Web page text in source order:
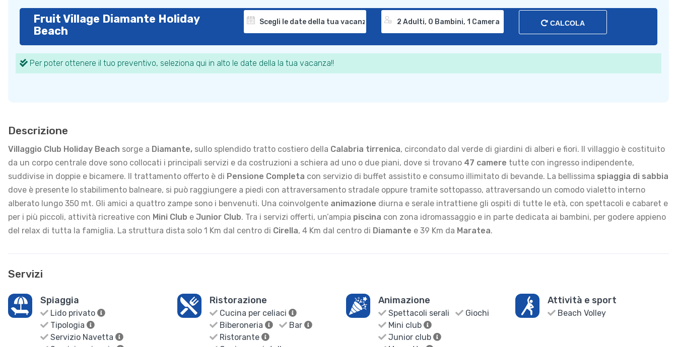
Fruit Village Diamante Holiday
Beach
CALCOLA
Per poter ottenere il tuo preventivo, seleziona qui in alto le date della la tua vacanza!!
Descrizione
Villaggio Club Holiday Beach sorge a Diamante, sullo splendido tratto costiero della Calabria tirrenica, circondato dal verde di giardini di alberi e fiori. Il villaggio è costituito
da un corpo centrale dove sono collocati i principali servizi e da costruzioni a schiera ad uno o due piani, dove si trovano 47 camere tutte con ingresso indipendente,
suddivise in doppie e bicamere. Il trattamento offerto è di Pensione Completa con servizio di buffet assistito e consumo illimitato di bevande. La bellissima spiaggia di sabbia
dove è presente lo stabilimento balneare, si può raggiungere a piedi con attraversamento stradale oppure tramite sottopasso, attraversando un comodo vialetto interno
alberato lungo 350 mt. Gli amici a quattro zampe sono i benvenuti. Una coinvolgente animazione diurna e serale intrattiene gli ospiti di tutte le età, con spettacoli e cabaret e
per i più piccoli, attività ricreative con Mini Club e Junior Club. Tra i servizi offerti, un’ampia piscina con zona idromassaggio e in parte dedicata ai bambini, per godere appieno
del relax di tutta la famiglia. La struttura dista solo 1 Km dal centro di Cirella, 4 Km dal centro di Diamante e 39 Km da Maratea.
Servizi
Spiaggia
Lido privato
Tipologia
Servizio Navetta
Ristorazione
Cucina per celiaci
Biberoneria
Bar
Ristorante
Animazione
Spettacoli serali
Giochi
Mini club
Junior club
Attività e sport
Beach Volley